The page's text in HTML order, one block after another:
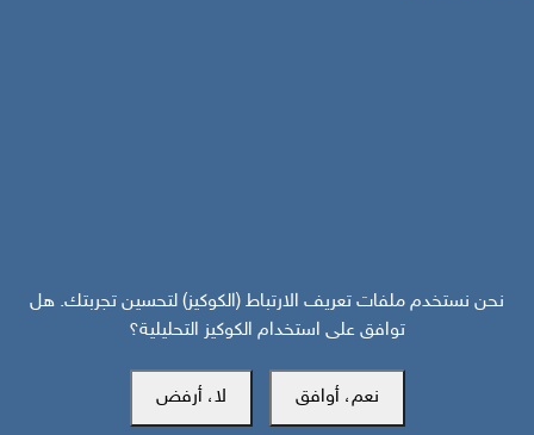
المكتب الرئيسي
نحن نستخدم ملفات تعريف الارتباط (الكوكيز) لتحسين تجربتك. هل
توافق على استخدام الكوكيز التحليلية؟
نعم، أوافق لا، أرفض